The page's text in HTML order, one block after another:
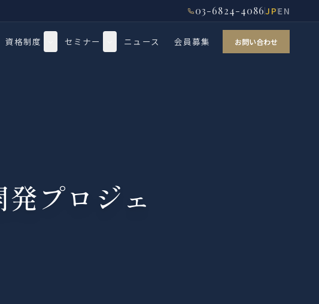
03-6824-4086JPEN
資格制度 セミナー ニュース 会員募集 お問い合わせ
プロジェ